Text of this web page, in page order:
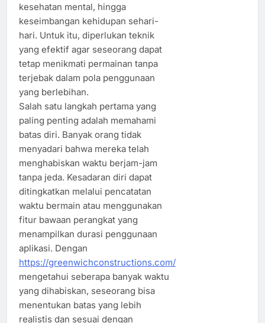
kesehatan mental, hingga
keseimbangan kehidupan sehari-
hari. Untuk itu, diperlukan teknik
yang efektif agar seseorang dapat
tetap menikmati permainan tanpa
terjebak dalam pola penggunaan
yang berlebihan.
Salah satu langkah pertama yang
paling penting adalah memahami
batas diri. Banyak orang tidak
menyadari bahwa mereka telah
menghabiskan waktu berjam-jam
tanpa jeda. Kesadaran diri dapat
ditingkatkan melalui pencatatan
waktu bermain atau menggunakan
fitur bawaan perangkat yang
menampilkan durasi penggunaan
aplikasi. Dengan
https://greenwichconstructions.com/
mengetahui seberapa banyak waktu
yang dihabiskan, seseorang bisa
menentukan batas yang lebih
realistis dan sesuai dengan